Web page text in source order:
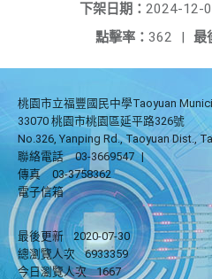
下架日期： 2024-12-
最
點擊率： 362 |
桃園市立福豐國民中學Taoyuan
33070 桃園市桃園區延平路326號
No.326, Yanping Rd., Taoyuan Dist.,
聯絡電話
03-3669547 |
傳真
03-3758362
電子信箱
最後更新
2020-07-30
總瀏覽人次
6933359
今日瀏覽人次
1667